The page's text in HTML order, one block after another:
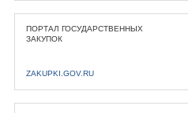
ПОРТАЛ ГОСУДАРСТВЕННЫХ
ЗАКУПОК
ZAKUPKI.GOV.RU